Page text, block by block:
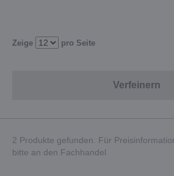
Zeige pro Seite
Verfeinern
2 Produkte gefunden. Für
bitte an den Fachhandel